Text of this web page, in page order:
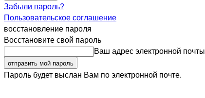
Забыли пароль?
Пользовательское соглашение
восстановление пароля
Восстановите свой пароль
Ваш адрес электронной почты
Пароль будет выслан Вам по электронной почте.